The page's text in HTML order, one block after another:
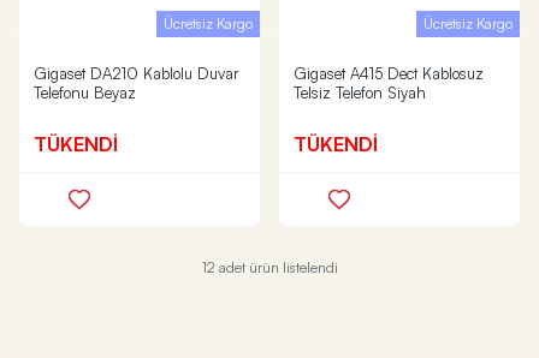
Ücretsiz Kargo
Gigaset DA210 Kablolu Duvar
Telefonu Beyaz
TÜKENDİ
Ücretsiz Kargo
Gigaset A415 Dect Kablosuz
Telsiz Telefon Siyah
TÜKENDİ
12 adet ürün listelendi